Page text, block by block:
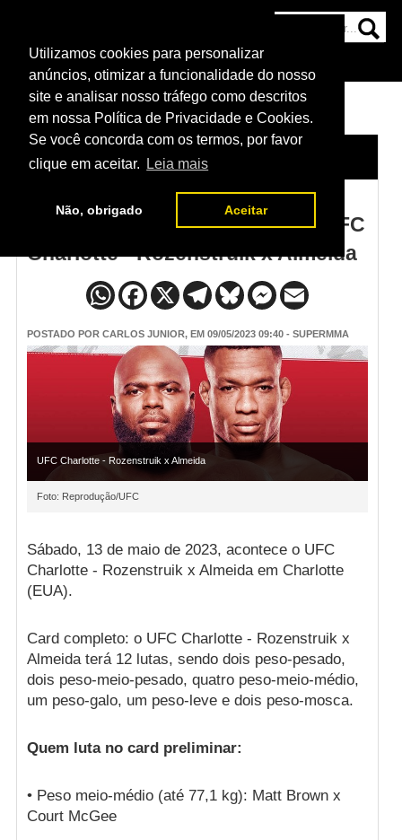
Utilizamos cookies para personalizar
anúncios, otimizar a funcionalidade do nosso
site e analisar nosso tráfego como descritos
em nossa Política de Privacidade e Cookies.
Se você concorda com os termos, por favor
clique em aceitar.
Leia mais
Não, obrigado Aceitar
NOTÍCIAS
HOME NOTÍCIAS
Card principal e preliminar do UFC
Charlotte - Rozenstruik x Almeida
POSTADO POR CARLOS JUNIOR, EM 09/05/2023 09:40 - SUPERMMA
UFC Charlotte - Rozenstruik x Almeida
Foto: Reprodução/UFC
Sábado, 13 de maio de 2023, acontece o UFC
Charlotte - Rozenstruik x Almeida em Charlotte
(EUA).
Card completo: o UFC Charlotte - Rozenstruik x
Almeida terá 12 lutas, sendo dois peso-pesado,
dois peso-meio-pesado, quatro peso-meio-médio,
um peso-galo, um peso-leve e dois peso-mosca.
Quem luta no card preliminar:
• Peso meio-médio (até 77,1 kg): Matt Brown x
Court McGee